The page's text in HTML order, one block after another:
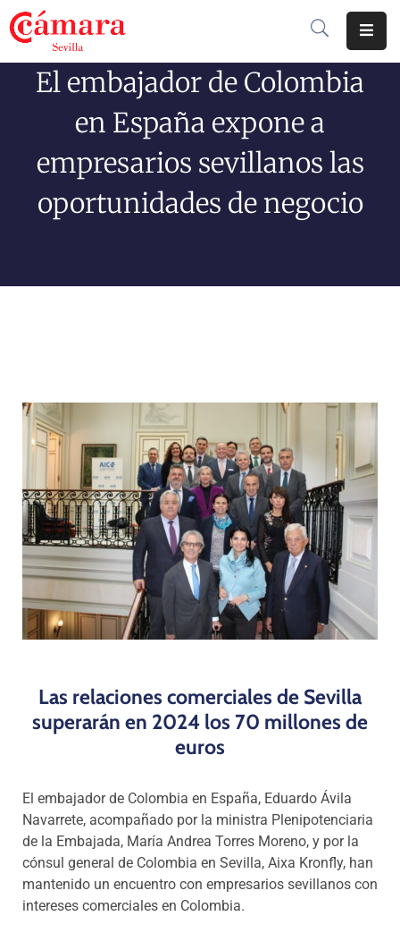
Cámara
Soluciones
Club
Cámara
Programas
El embajador de Colombia
en España expone a
empresarios sevillanos las
oportunidades de negocio
Las relaciones comerciales de Sevilla
superarán en 2024 los 70 millones de
euros
El embajador de Colombia en España, Eduardo Ávila
Navarrete, acompañado por la ministra Plenipotenciaria
de la Embajada, María Andrea Torres Moreno, y por la
cónsul general de Colombia en Sevilla, Aixa Kronfly, han
mantenido un encuentro con empresarios sevillanos con
intereses comerciales en Colombia.